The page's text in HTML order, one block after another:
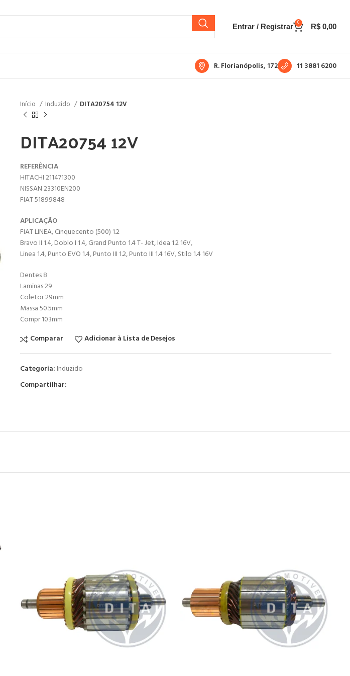
Entrar / Registrar 0 R$ 0,00
R. Florianópolis, 172 11 3881 6200
Início Induzido DITA20754 12V
DITA20754 12V
REFERÊNCIA
HITACHI 211471300
NISSAN 23310EN200
FIAT 51899848
APLICAÇÃO
FIAT LINEA, Cinquecento (500) 1.2
Bravo II 1.4, Doblo I 1.4, Grand Punto 1.4 T- Jet, Idea 1.2 16V,
Linea 1.4, Punto EVO 1.4, Punto III 1.2, Punto III 1.4 16V, Stilo 1.4 16V
Dentes 8
Laminas 29
Coletor 29mm
Massa 50.5mm
Compr 103mm
Comparar
Adicionar à Lista de Desejos
Categoria: Induzido
Compartilhar: